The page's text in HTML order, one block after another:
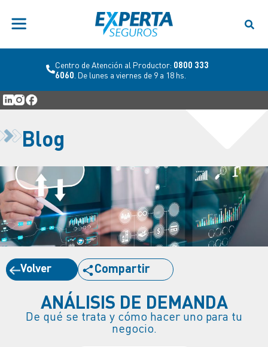
Centro de Atención al Productor: 0800 333
6060 . De lunes a viernes de 9 a 18 hs.
Blog
Volver Compartir
ANÁLISIS DE DEMANDA
De qué se trata y cómo hacer uno para tu
negocio.